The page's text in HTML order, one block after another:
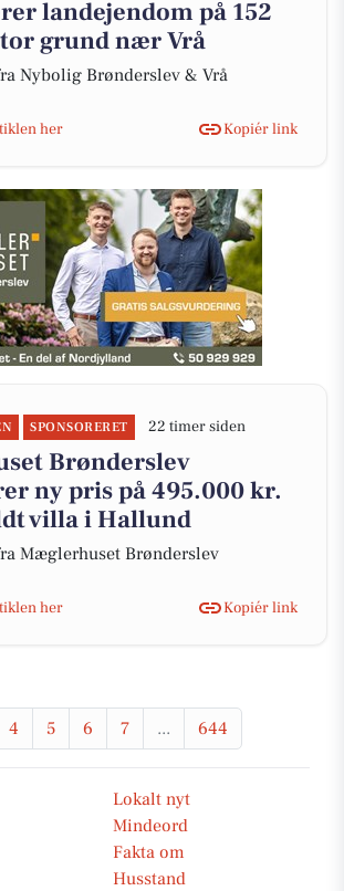
landejendom på 152
grund nær Vrå
Nybolig Brønderslev & Vrå
her Kopiér link
SPONSORERET 22 timer siden
Brønderslev
ny pris på 495.000 kr.
villa i Hallund
Mæglerhuset Brønderslev
her Kopiér link
4 5 6 7 ... 644
Lokalt nyt
Mindeord
Fakta om
Husstand